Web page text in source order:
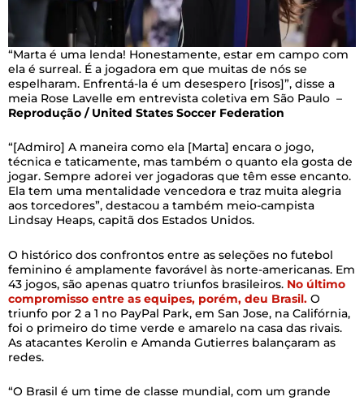
“Marta é uma lenda! Honestamente, estar em campo com
ela é surreal. É a jogadora em que muitas de nós se
espelharam. Enfrentá-la é um desespero [risos]”, disse a
meia Rose Lavelle em entrevista coletiva em São Paulo –
Reprodução / United States Soccer Federation
“[Admiro] A maneira como ela [Marta] encara o jogo,
técnica e taticamente, mas também o quanto ela gosta de
jogar. Sempre adorei ver jogadoras que têm esse encanto.
Ela tem uma mentalidade vencedora e traz muita alegria
aos torcedores”, destacou a também meio-campista
Lindsay Heaps, capitã dos Estados Unidos.
O histórico dos confrontos entre as seleções no futebol
feminino é amplamente favorável às norte-americanas. Em
43 jogos, são apenas quatro triunfos brasileiros. No último
compromisso entre as equipes, porém, deu Brasil. O
triunfo por 2 a 1 no PayPal Park, em San Jose, na Califórnia,
foi o primeiro do time verde e amarelo na casa das rivais.
As atacantes Kerolin e Amanda Gutierres balançaram as
redes.
“O Brasil é um time de classe mundial, com um grande